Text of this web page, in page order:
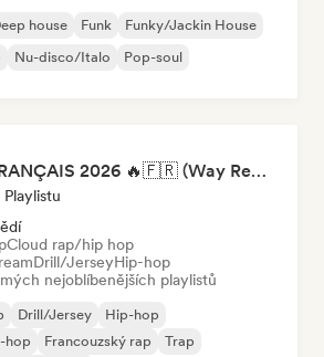
house Funk
Funky/Jackin House
Nu-disco/Italo Pop-soul
RAP FRANÇAIS 2026 🔥🇫🇷 (Way Records)
Cloud rap/hip hop
Drill/JerseyHip-hop
nejoblíbenějších playlistů
Drill/Jersey
Hip-hop
hop
Francouzský rap
Trap